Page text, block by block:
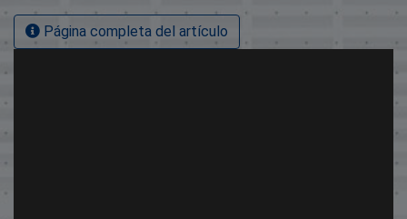
Página completa del artículo